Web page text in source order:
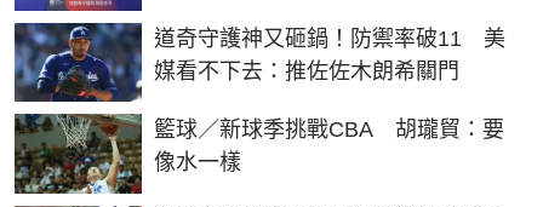
道奇守護神又砸鍋！防禦率破11 美
媒看不下去：推佐佐木朗希關門
籃球／新球季挑戰CBA 胡瓏貿：要
像水一樣